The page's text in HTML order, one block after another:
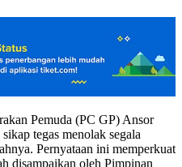
Pemuda (PC GP) Ansor
tegas menolak segala
Pernyataan ini memperkuat
disampaikan oleh Pimpinan